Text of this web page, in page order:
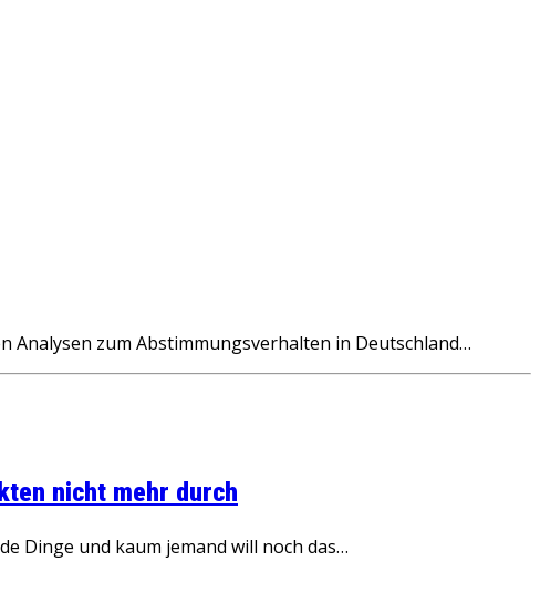
Analysen zum Abstimmungsverhalten in Deutschland…
nicht mehr durch
Dinge und kaum jemand will noch das…